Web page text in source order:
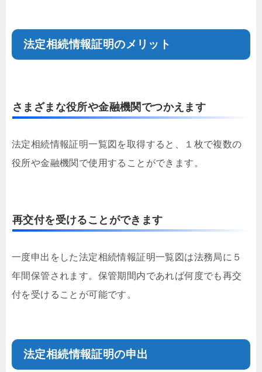
法定相続情報証明のメリット
さまざまな役所や金融機関でつかえます
法定相続情報証明一覧図を取得すると、１枚で複数の
役所や金融機関で使用することができます。
再交付を受けることができます
一度申出をした法定相続情報証明一覧図は法務局に５
年間保管されます。保管期間内であれば何度でも再交
付を受けることが可能です。
法定相続情報証明の申出